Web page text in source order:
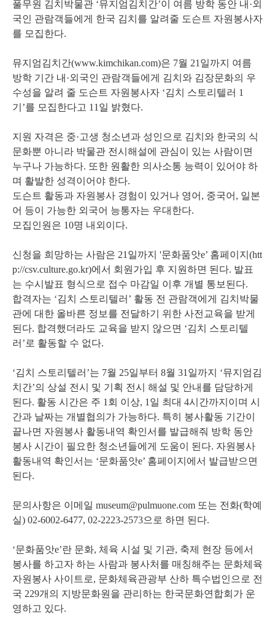
풀무원 김치박물관 ‘뮤지엄김치간’이 여름 방학 동안 내·외
국인 관람객들에게 한국 김치를 알려줄 도슨트 자원봉사자
를 모집한다.
뮤지엄김치간(www.kimchikan.com)은 7월 21일까지 여름
방학 기간 내·외국인 관람객들에게 김치와 김장문화의 우
수성을 알려 줄 도슨트 자원봉사자 ‘김치 스토리텔러 1
기’를 모집한다고 11일 밝혔다.
지원 자격은 중·고생 청소년과 성인으로 김치와 한국의 식
문화뿐 아니라 박물관 전시해설에 관심이 있는 사람이면
누구나 가능하다. 또한 원활한 의사소통 능력이 있어야 하
며 활발한 성격이어야 한다.
도슨트 활동과 자원봉사 경험이 있거나 영어, 중국어, 일본
어 등이 가능한 외국어 능통자는 우대한다.
모집인원은 10명 내외이다.
신청을 희망하는 사람은 21일까지 '문화품앗e’ 홈페이지(htt
p://csv.culture.go.kr)에서 회원가입 후 지원하면 된다. 발표
는 수시발표 형식으로 접수 마감일 이후 개별 통보된다.
합격자는 ‘김치 스토리텔러’ 활동 전 관람객에게 김치박물
관에 대한 올바른 정보를 전달하기 위한 사전교육을 받게
된다. 합격했더라도 교육을 받지 않으면 ‘김치 스토리텔
러’로 활동할 수 없다.
‘김치 스토리텔러’는 7월 25일부터 8월 31일까지 ‘뮤지엄김
치간’의 상설 전시 및 기획 전시 해설 및 안내를 담당하게
된다. 활동 시간은 주 1회 이상, 1일 최대 4시간까지이며 시
간과 날짜는 개별협의가 가능하다. 특히 봉사활동 기간이
끝나면 자원봉사 활동내역 확인서를 발급해줘 방학 동안
봉사 시간이 필요한 청소년들에게 도움이 된다. 자원봉사
활동내역 확인서는 ‘문화품앗e’ 홈페이지에서 발급받으면
된다.
문의사항은 이메일 museum@pulmuone.com 또는 전화(학예
실) 02-6002-6477, 02-2223-2573으로 하면 된다.
‘문화품앗e’란 문화, 체육 시설 및 기관, 축제 현장 등에서
봉사를 하고자 하는 사람과 봉사처를 매칭해주는 문화체육
자원봉사 사이트로, 문화체육관광부 산하 특수법인으로 전
국 229개의 지방문화원을 관리하는 한국문화연합회가 운
영하고 있다.